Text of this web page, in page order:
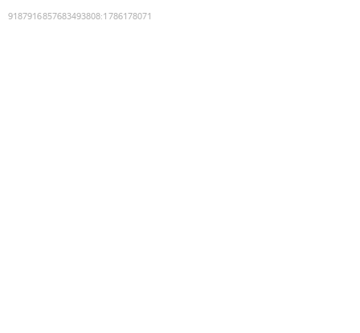
9187916857683493808:1786178071